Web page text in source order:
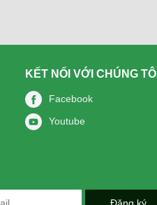
KẾT NỐI VỚI CHÚNG TÔI
Facebook
Youtube